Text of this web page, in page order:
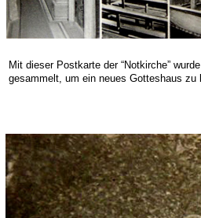
Mit dieser Postkarte der “Notkirche”
gesammelt, um ein neues Gotteshaus zu